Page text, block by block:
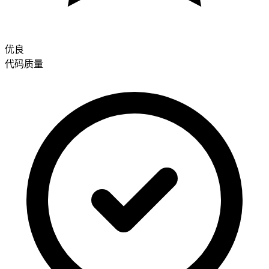
优良
代码质量